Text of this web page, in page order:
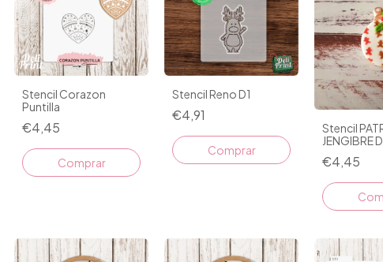
Stencil Corazon
Puntilla
€4,45
Stencil Reno D1
€4,91
Comprar
Stencil
JENGIBRE
€4,45